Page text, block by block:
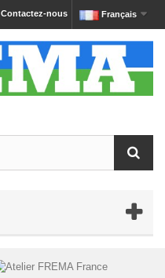
Français
Contactez-nous